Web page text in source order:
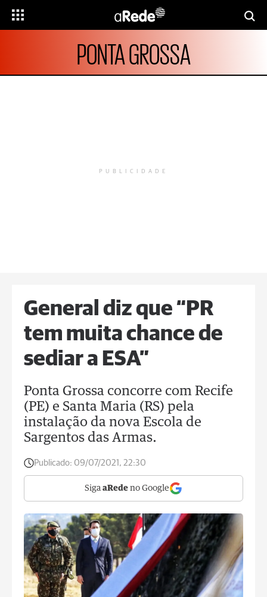
PONTA GROSSA
PUBLICIDADE
General diz que “PR
tem muita chance de
sediar a ESA”
Ponta Grossa concorre com Recife
(PE) e Santa Maria (RS) pela
instalação da nova Escola de
Sargentos das Armas.
Publicado: 09/07/2021, 22:30
Siga aRede no Google